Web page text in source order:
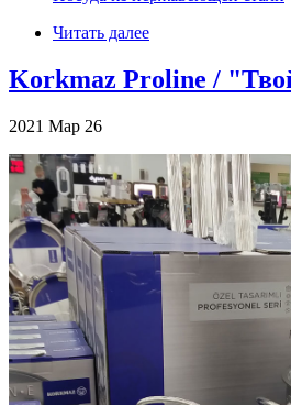
Читать далее
Korkmaz Proline /
2021 Мар 26